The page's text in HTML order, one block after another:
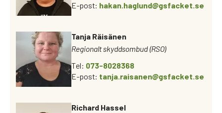
E-post: hakan.haglund@gsfacket.se
Tanja Räisänen
Regionalt skyddsombud (RSO)
Tel: 073-8028368
E-post: tanja.raisanen@gsfacket.se
Richard Hassel